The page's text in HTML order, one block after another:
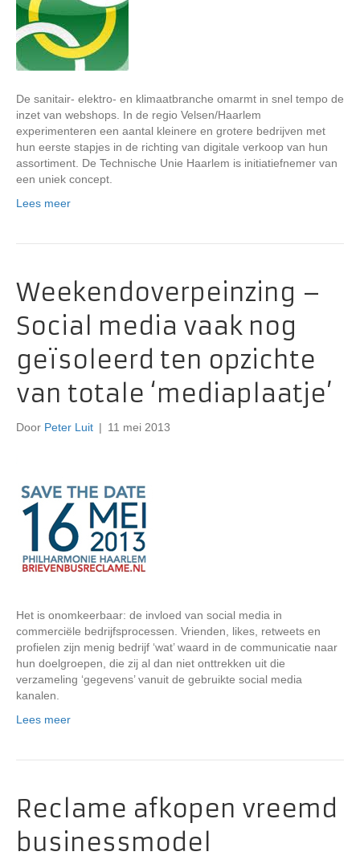
De sanitair- elektro- en klimaatbranche omarmt in snel tempo de
inzet van webshops. In de regio Velsen/Haarlem
experimenteren een aantal kleinere en grotere bedrijven met
hun eerste stapjes in de richting van digitale verkoop van hun
assortiment. De Technische Unie Haarlem is initiatiefnemer van
een uniek concept.
Lees meer
Weekendoverpeinzing –
Social media vaak nog
geïsoleerd ten opzichte
van totale ‘mediaplaatje’
Door Peter Luit | 11 mei 2013
Het is onomkeerbaar: de invloed van social media in
commerciële bedrijfsprocessen. Vrienden, likes, retweets en
profielen zijn menig bedrijf ‘wat’ waard in de communicatie naar
hun doelgroepen, die zij al dan niet onttrekken uit die
verzameling ‘gegevens’ vanuit de gebruikte social media
kanalen.
Lees meer
Reclame afkopen vreemd
businessmodel